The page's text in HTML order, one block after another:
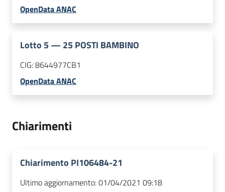
OpenData ANAC
Lotto 5— 25 POSTI BAMBINO
CIG:8644977CB1
OpenData ANAC
Chiarimenti
Chiarimento PI106484-21
Ultimo aggiornamento:01/04/2021 09:18